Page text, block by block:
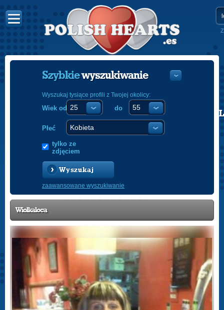
POLISH
Szybkiewyszukiwanie
Wyszukaj tysiące profili z Twojej okolicy:
Wiek od do
Płeć
tylko ze
zdjęciem
Wyszukaj
zaawansowane wyszukiwanie
Wiolkaloca